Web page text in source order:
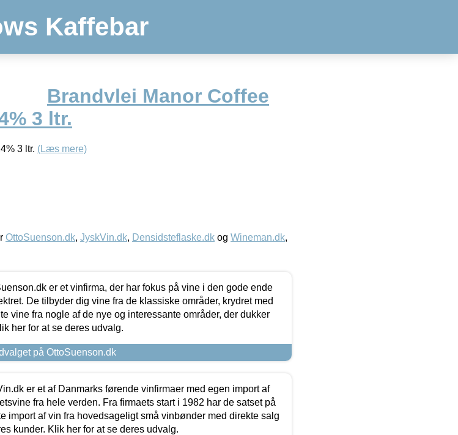
Kaffebar
Brandvlei Manor Coffee
3 ltr.
3 ltr. (Læs mere)
OttoSuenson.dk, JyskVin.dk, Densidsteflaske.dk og Wineman.dk,
er et vinfirma, der har fokus på vine i den gode ende
De tilbyder dig vine fra de klassiske områder, krydret med
vine fra nogle af de nye og interessante områder, der dukker
her for at se deres udvalg.
på OttoSuenson.dk
er et af Danmarks førende vinfirmaer med egen import af
fra hele verden. Fra firmaets start i 1982 har de satset på
import af vin fra hovedsageligt små vinbønder med direkte salg
kunder. Klik her for at se deres udvalg.